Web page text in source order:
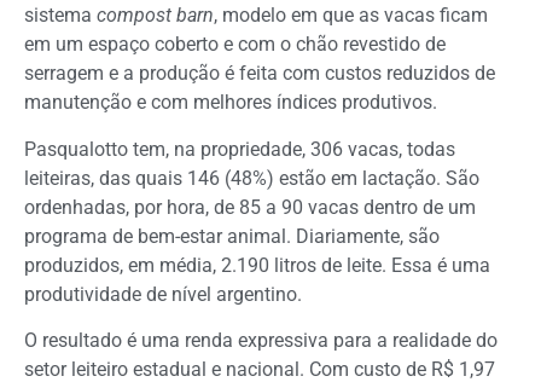
sistema compost barn, modelo em que as vacas ficam
em um espaço coberto e com o chão revestido de
serragem e a produção é feita com custos reduzidos de
manutenção e com melhores índices produtivos.
Pasqualotto tem, na propriedade, 306 vacas, todas
leiteiras, das quais 146 (48%) estão em lactação. São
ordenhadas, por hora, de 85 a 90 vacas dentro de um
programa de bem-estar animal. Diariamente, são
produzidos, em média, 2.190 litros de leite. Essa é uma
produtividade de nível argentino.
O resultado é uma renda expressiva para a realidade do
setor leiteiro estadual e nacional. Com custo de R$ 1,97